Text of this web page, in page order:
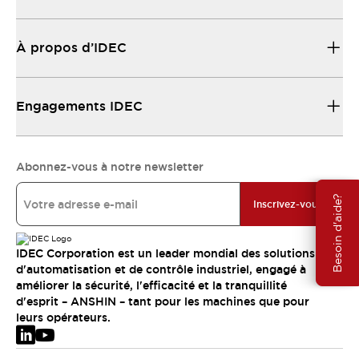
Besoin d'aide?
À propos d’IDEC
Engagements IDEC
Abonnez-vous à notre newsletter
Inscrivez-vous
IDEC Corporation est un leader mondial des solutions
d'automatisation et de contrôle industriel, engagé à
améliorer la sécurité, l'efficacité et la tranquillité
d'esprit – ANSHIN – tant pour les machines que pour
leurs opérateurs.